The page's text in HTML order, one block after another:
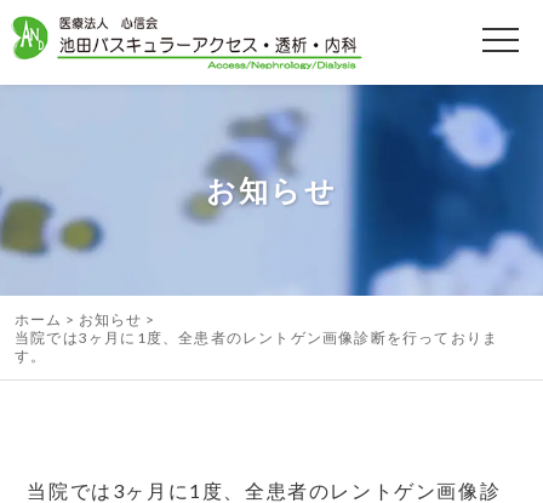
お知らせ
ホーム
お知らせ
当院では3ヶ月に1度、全患者のレントゲン画像診断を行っておりま
す。
当院では3ヶ月に1度、全患者のレントゲン画像診